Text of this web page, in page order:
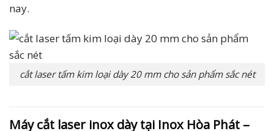
nay.
cắt laser tấm kim loại dày 20 mm cho sản phẩm sắc nét
Máy cắt laser inox dày tại Inox Hòa Phát –